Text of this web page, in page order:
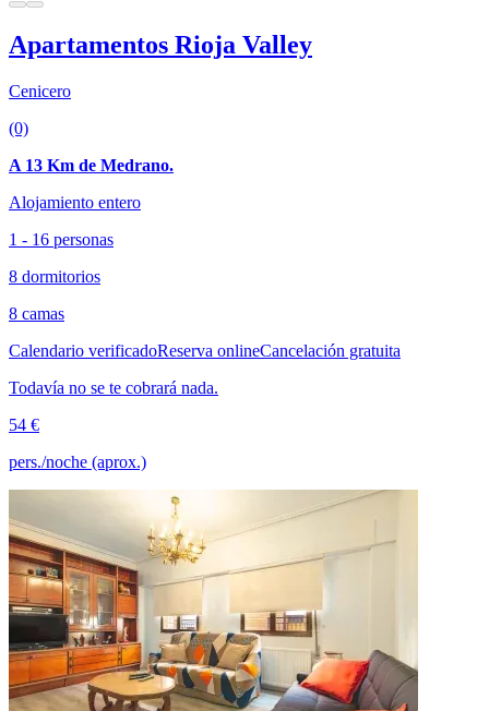
Apartamentos Rioja Valley
Cenicero
(0)
A 13 Km de Medrano.
Alojamiento entero
1 - 16 personas
8 dormitorios
8 camas
Calendario verificadoReserva onlineCancelación gratuita
Todavía no se te cobrará nada.
54 €
pers./noche (aprox.)